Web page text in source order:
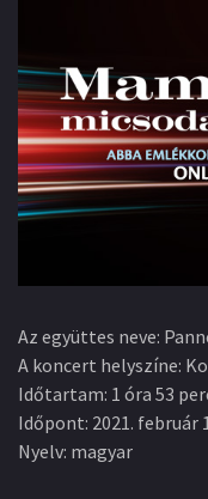
Az együttes neve:
A koncert helyszíne:
Időtartam: 1 óra 53
Időpont: 2021. február
Nyelv: magyar